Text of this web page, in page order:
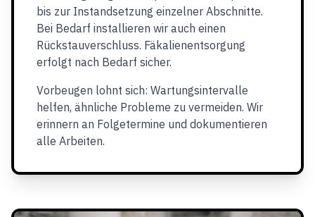
bis zur Instandsetzung einzelner Abschnitte.
Bei Bedarf installieren wir auch einen
Rückstauverschluss. Fäkalienentsorgung
erfolgt nach Bedarf sicher.
Vorbeugen lohnt sich: Wartungsintervalle
helfen, ähnliche Probleme zu vermeiden. Wir
erinnern an Folgetermine und dokumentieren
alle Arbeiten.